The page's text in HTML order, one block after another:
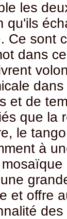
les
qu'ils
Ce sont
dans
et de
que la
le
à
et offre